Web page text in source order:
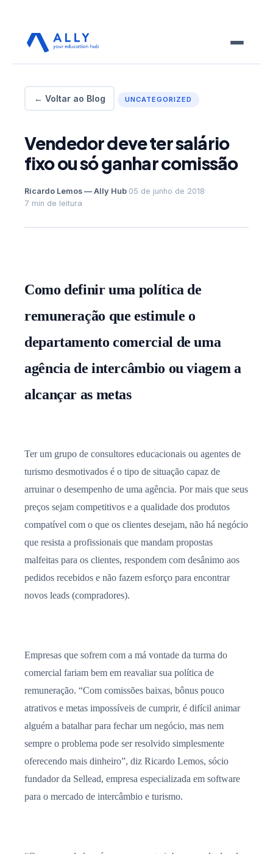
← Voltar ao Blog UNCATEGORIZED
Vendedor deve ter salário
fixo ou só ganhar comissão
Ricardo Lemos — Ally Hub·05 de junho de 2018·
7 min de leitura
Como definir uma política de
remuneração que estimule o
departamento comercial de uma
agência de intercâmbio ou viagem a
alcançar as metas
Ter um grupo de consultores educacionais ou agentes de
turismo desmotivados é o tipo de situação capaz de
arruinar o desempenho de uma agência. Por mais que seus
preços sejam competitivos e a qualidade dos produtos
compatível com o que os clientes desejam, não há negócio
que resista a profissionais que mandam propostas
malfeitas para os clientes, respondem com desânimo aos
pedidos recebidos e não fazem esforço para encontrar
novos leads (compradores).
Empresas que sofrem com a má vontade da turma do
comercial fariam bem em reavaliar sua política de
remuneração. “Com comissões baixas, bônus pouco
atrativos e metas impossíveis de cumprir, é difícil animar
alguém a batalhar para fechar um negócio, mas nem
sempre o problema pode ser resolvido simplesmente
oferecendo mais dinheiro”, diz Ricardo Lemos, sócio
fundador da Sellead, empresa especializada em software
para o mercado de intercâmbio e turismo.